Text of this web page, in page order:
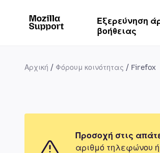
Εξερεύνηση
βοήθειας
Αρχική Φόρουμ κοινότητας Firefox
Προσοχή στις
αριθμό τηλεφώνου